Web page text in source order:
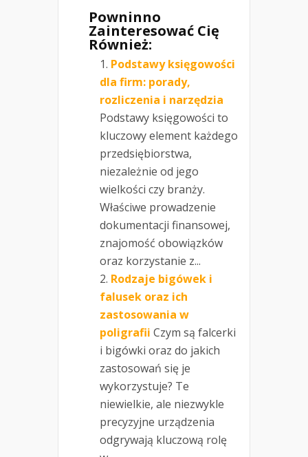
Powninno
Zainteresować Cię
Również:
Podstawy księgowości
dla firm: porady,
rozliczenia i narzędzia
Podstawy księgowości to
kluczowy element każdego
przedsiębiorstwa,
niezależnie od jego
wielkości czy branży.
Właściwe prowadzenie
dokumentacji finansowej,
znajomość obowiązków
oraz korzystanie z...
Rodzaje bigówek i
falusek oraz ich
zastosowania w
poligrafii Czym są falcerki
i bigówki oraz do jakich
zastosowań się je
wykorzystuje? Te
niewielkie, ale niezwykle
precyzyjne urządzenia
odgrywają kluczową rolę